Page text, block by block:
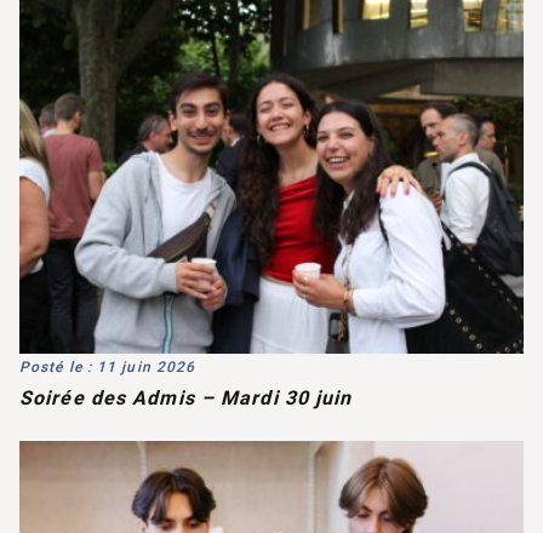
Posté le : 11 juin 2026
Soirée des Admis – Mardi 30 juin